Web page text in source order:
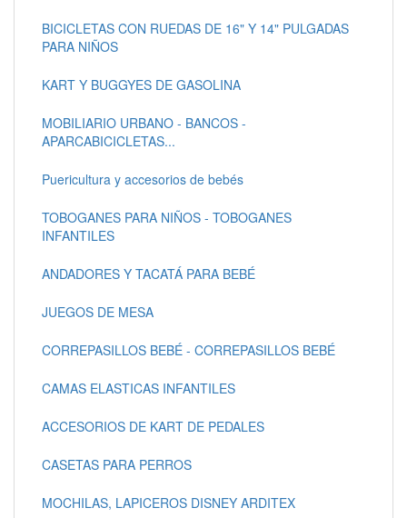
BICICLETAS CON RUEDAS DE 16" Y 14" PULGADAS
PARA NIÑOS
KART Y BUGGYES DE GASOLINA
MOBILIARIO URBANO - BANCOS -
APARCABICICLETAS...
Puericultura y accesorios de bebés
TOBOGANES PARA NIÑOS - TOBOGANES
INFANTILES
ANDADORES Y TACATÁ PARA BEBÉ
JUEGOS DE MESA
CORREPASILLOS BEBÉ - CORREPASILLOS BEBÉ
CAMAS ELASTICAS INFANTILES
ACCESORIOS DE KART DE PEDALES
CASETAS PARA PERROS
MOCHILAS, LAPICEROS DISNEY ARDITEX